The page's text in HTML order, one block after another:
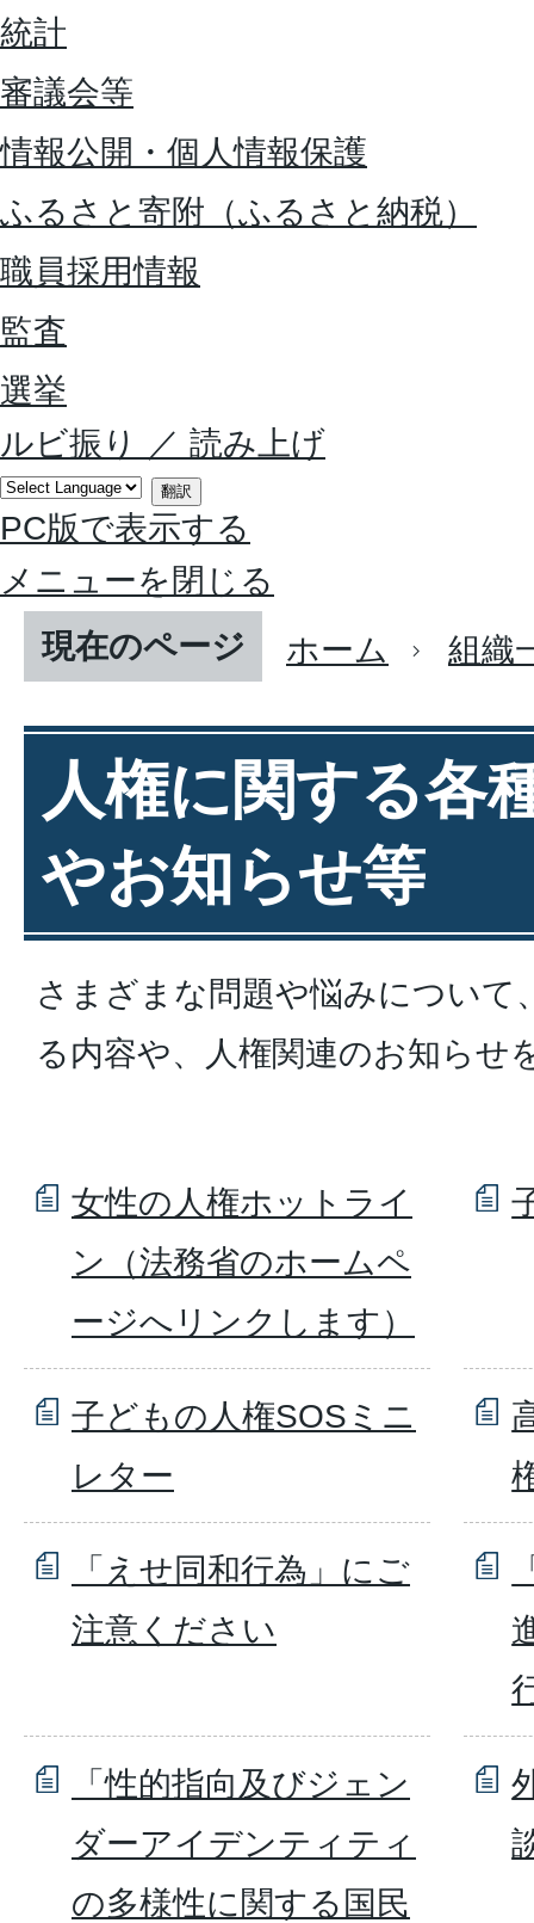
統計
審議会等
情報公開・個人情報保護
ふるさと寄附（ふるさと納税）
職員採用情報
監査
選挙
ルビ振り
／ 読み上げ
翻訳
PC版で表示する
メニューを閉じる
現在のページ
ホーム 組織
人権に関する各
やお知らせ等
さまざまな問題や悩みについて
る内容や、人権関連のお知らせ
女性の人権ホットライ
ン（法務省のホームペ
ージへリンクします）
子どもの人権SOSミニ
レター
「えせ同和行為」にご
注意ください
「性的指向及びジェン
ダーアイデンティティ
の多様性に関する国民